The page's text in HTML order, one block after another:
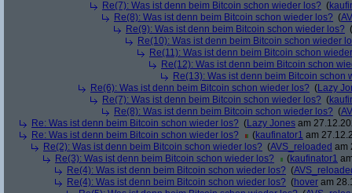
Re(7): Was ist denn beim Bitcoin schon wieder los? (
Re(8): Was ist denn beim Bitcoin schon wieder los? (
Re(9): Was ist denn beim Bitcoin schon wieder los? (
Re(10): Was ist denn beim Bitcoin schon wieder
Re(11): Was ist denn beim Bitcoin schon
Re(12): Was ist denn beim Bitcoin schon
Re(13): Was ist denn beim Bitcoin schon
Re(6): Was ist denn beim Bitcoin schon wieder los? (Lazy
Re(7): Was ist denn beim Bitcoin schon wieder los? (
Re(8): Was ist denn beim Bitcoin schon wieder los? (
Re: Was ist denn beim Bitcoin schon wieder los? (Lazy Jones am
Re: Was ist denn beim Bitcoin schon wieder los?
(kaufinator1 am
Re(2): Was ist denn beim Bitcoin schon wieder los? (AVS_reloaded am
Re(3): Was ist denn beim Bitcoin schon wieder los?
(kaufinator1
Re(4): Was ist denn beim Bitcoin schon wieder los? (
Re(4): Was ist denn beim Bitcoin schon wieder los? (hover am